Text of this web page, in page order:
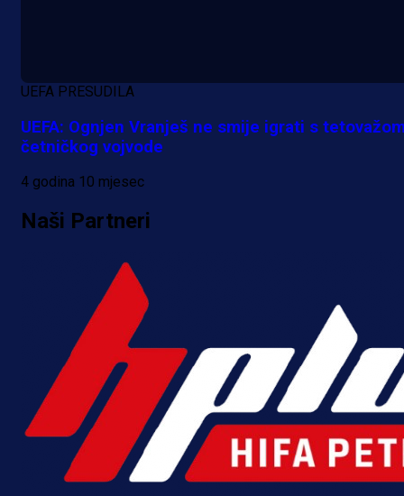
UEFA PRESUDILA
UEFA: Ognjen Vranješ ne smije igrati s
četničkog vojvode
4 godina 10 mjesec
Naši Partneri